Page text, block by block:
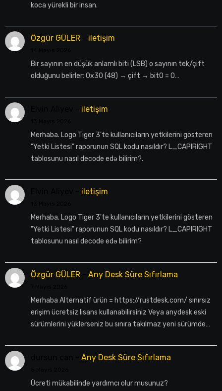
koca yürekli bir insan.
Özgür GÜLER- iletişim
Bir sayının en düşük anlamlı biti (LSB) o sayının tek/çift
olduğunu belirler: 0x30 (48) → çift → bit0 = 0…
iletişim
Merhaba. Logo Tiger 3'te kullanıcıların yetkilerini gösteren
"Yetki Listesi" raporunun SQL kodu nasıldır? L_CAPIRIGHT
tablosunu nasıl decode edə bilirim?.
iletişim
Merhaba. Logo Tiger 3'te kullanıcıların yetkilerini gösteren
"Yetki Listesi" raporunun SQL kodu nasıldır? L_CAPIRIGHT
tablosunu nasıl decode edə bilirim?
Özgür GÜLER- Any Desk Süre Sıfırlama
Merhaba Alternatif ürün = https://rustdesk.com/ sınırsız
erişim ücretsiz lisans kullanabilirsiniz Veya anydesk eski
sürümlerini yüklerseniz bu sınıra takılmaz yeni sürümde…
Any Desk Süre Sıfırlama
Ücreti mükabilinde yardımcı olur musunuz?